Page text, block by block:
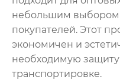
небольшим выбором
покупателей. Этот
экономичен и
необходимую
транспортировке.